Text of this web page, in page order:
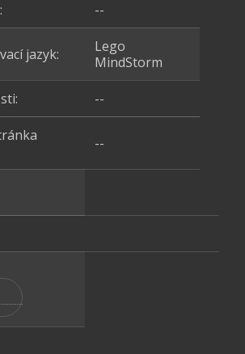
--
jazyk:
Lego
MindStorm
--
--